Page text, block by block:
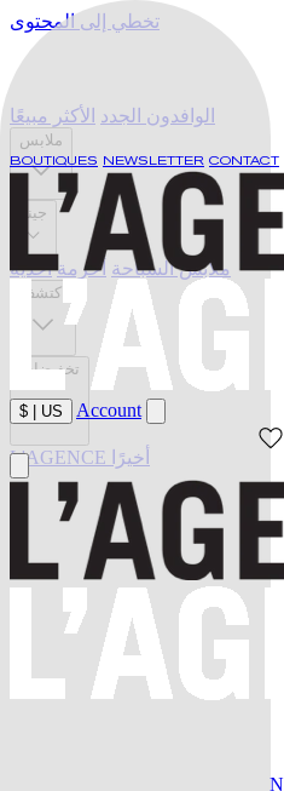
تخطي إلى المحتوى
BOUTIQUES NEWSLETTER CONTACT
US
$ Account
الوافدون الجدد الأكثر مبيعًا
ملابس
جينز
ملابس السباحة أحزمة أحذية
اكتشف
تخفيضات
L'AGENCE أخيرًا